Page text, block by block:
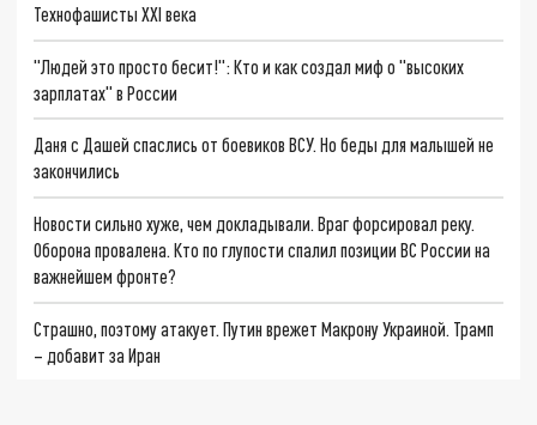
Технофашисты XXI века
"Людей это просто бесит!": Кто и как создал миф о "высоких
зарплатах" в России
Даня с Дашей спаслись от боевиков ВСУ. Но беды для малышей не
закончились
Новости сильно хуже, чем докладывали. Враг форсировал реку.
Оборона провалена. Кто по глупости спалил позиции ВС России на
важнейшем фронте?
Страшно, поэтому атакует. Путин врежет Макрону Украиной. Трамп
– добавит за Иран